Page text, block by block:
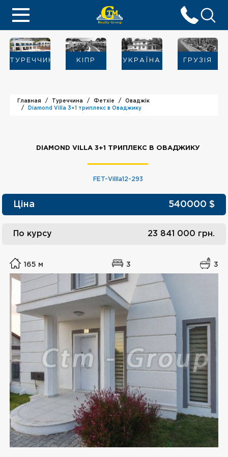
ТУРЕЧЧИНА KIПР УКРАЇНА ГРУЗІЯ
Главная Туреччина Фетхіе
Оваджік
Diamond Villa 3+1 триплекс в Оваджику
DIAMOND VILLA 3+1 ТРИПЛЕКС В ОВАДЖИКУ
FET-Villla12-293
Ціна 540000 $
По курсу 23 841 000 грн.
165 м 3 3